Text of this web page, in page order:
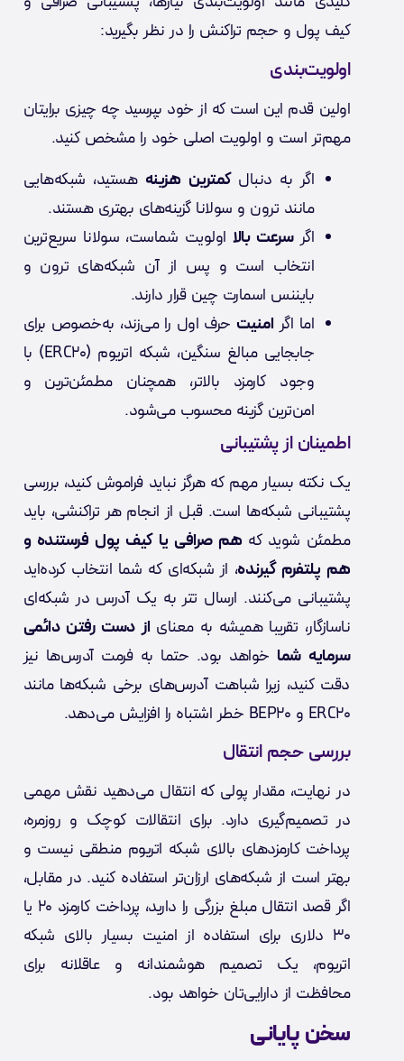
کیف پول و حجم تراکنش را در نظر بگیرید:
اولویت‌بندی
اولین قدم این است که از خود بپرسید چه چیزی برایتان
مهم‌تر است و اولویت اصلی خود را مشخص کنید.
اگر به دنبالکمترین هزینه هستید، شبکه‌هایی
مانند ترون و سولانا گزینه‌های بهتری هستند.
اگرسرعت بالا اولویت شماست، سولانا سریع‌ترین
انتخاب است و پس از آن شبکه‌های ترون و
بایننس اسمارت چین قرار دارند.
اما اگر امنیت حرف اول را می‌زند، به‌خصوص برای
جابجایی مبالغ سنگین، شبکه اتریوم (ERC20) با
وجود کارمزد بالاتر، همچنان مطمئن‌ترین و
امن‌ترین گزینه محسوب می‌شود.
اطمینان از پشتیبانی
یک نکته بسیار مهم که هرگز نباید فراموش کنید، بررسی
پشتیبانی شبکه‌ها است. قبل از انجام هر تراکنشی، باید
مطمئن شوید که هم صرافی یا کیف پول فرستنده و
هم پلتفرم گیرنده، از شبکه‌ای که شما انتخاب کرده‌اید
پشتیبانی می‌کنند. ارسال تتر به یک آدرس در شبکه‌ای
ناسازگار، تقریبا همیشه به معنای از دست رفتن دائمی
سرمایه شما خواهد بود. حتما به فرمت آدرس‌ها نیز
دقت کنید، زیرا شباهت آدرس‌های برخی شبکه‌ها مانند
ERC20 و BEP20 خطر اشتباه را افزایش می‌دهد.
بررسی حجم انتقال
در نهایت، مقدار پولی که انتقال می‌دهید نقش مهمی
در تصمیم‌گیری دارد. برای انتقالات کوچک و روزمره،
پرداخت کارمزدهای بالای شبکه اتریوم منطقی نیست و
بهتر است از شبکه‌های ارزان‌تر استفاده کنید. در مقابل،
اگر قصد انتقال مبلغ بزرگی را دارید، پرداخت کارمزد ۲۰ یا
۳۰ دلاری برای استفاده از امنیت بسیار بالای شبکه
اتریوم، یک تصمیم هوشمندانه و عاقلانه برای
محافظت از دارایی‌تان خواهد بود.
سخن پایانی